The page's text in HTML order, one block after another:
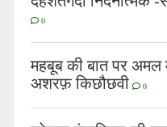
0
महबूब की बात पर
अशरफ़ किछौछवी 0